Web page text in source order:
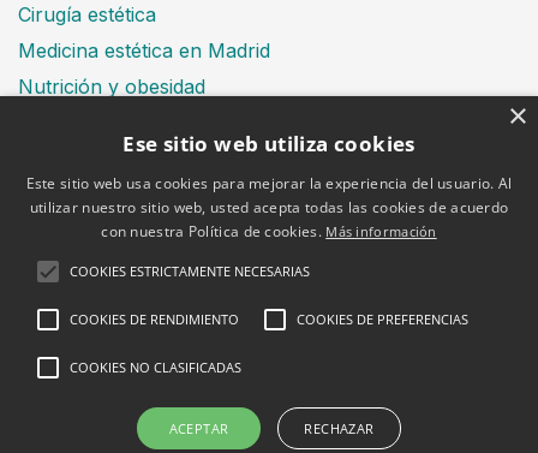
Cirugía estética
Medicina estética en Madrid
Nutrición y obesidad
Financiación
Política de cookies
2026 © Clínica Bruselas
×
Ese sitio web utiliza cookies
Este sitio web usa cookies para mejorar la experiencia del usuario. Al
utilizar nuestro sitio web, usted acepta todas las cookies de acuerdo
con nuestra Política de cookies. Más información
COOKIES ESTRICTAMENTE NECESARIAS
COOKIES DE RENDIMIENTO COOKIES DE PREFERENCIAS
COOKIES NO CLASIFICADAS
ACEPTAR RECHAZAR